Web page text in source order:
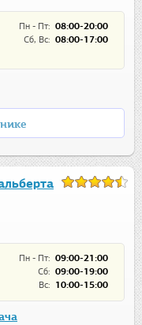
Пн - Пт: 08:00-20:00
Сб, Вс: 08:00-17:00
Пн - Пт: 09:00-21:00
Сб: 09:00-19:00
Вс: 10:00-15:00